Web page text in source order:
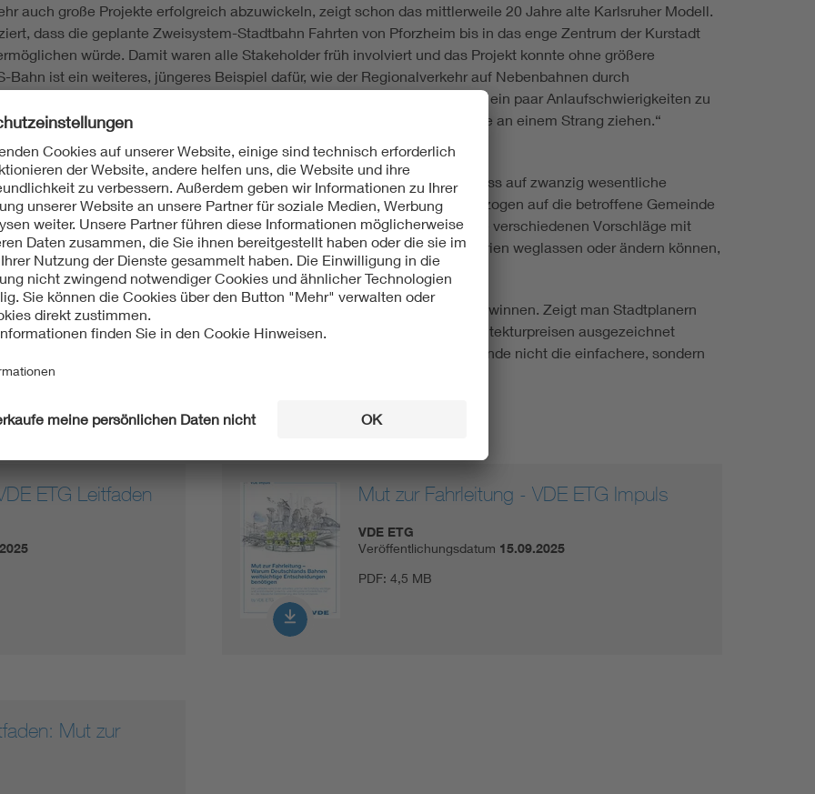
auch große Projekte erfolgreich abzuwickeln, zeigt schon das mittlerweile 20 Jahre alte Karlsruher Modell.
dass die geplante Zweisystem-Stadtbahn Fahrten von Pforzheim bis in das enge Zentrum der Kurstadt
würde. Damit waren alle Stakeholder früh involviert und das Projekt konnte ohne größere
ist ein weiteres, jüngeres Beispiel dafür, wie der Regionalverkehr auf Nebenbahnen durch
werden konnte. „Das eine perfekte Modell gibt es nicht, es sind immer ein paar Anlaufschwierigkeiten zu
dass eine Umsetzung auch mit vielen Beteiligten möglich ist, wenn alle an einem Strang ziehen.“
im Regional- und Stadtverkehr
„Mut zur Fahrleitung“ vorstellt, reduziert den sehr umfangreichen Prozess auf zwanzig wesentliche
Für jede Mobilitätsvariante kann definiert werden, ob ein Kriterium bezogen auf die betroffene Gemeinde
sich auf Basis eines einfachen Rechenmodells ermitteln, wie gut die verschiedenen Vorschläge mit
„Das Tool ist so konzipiert, dass Anwenderinnen und Anwender Kriterien weglassen oder ändern können,
Situation zur Verfügung zu haben.“
aktiv eingebunden werden sollten, um sie für ein Projekt zu gewinnen. Zeigt man Stadtplanern
ins Stadtbild einfügen können und Designmasten sogar schon mit Architekturpreisen ausgezeichnet
diese Weise können Dinge schneller in Gang kommen, so dass am Ende nicht die einfachere, sondern
ETG Leitfaden Mut zur Fahrleitung - VDE ETG Impuls
VDE ETG
Veröffentlichungsdatum 15.09.2025
PDF: 4,5 MB
Mut zur